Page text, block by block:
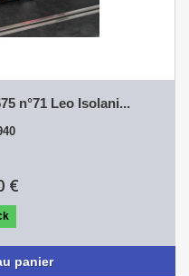
n°71 Leo Isolani...
€
panier